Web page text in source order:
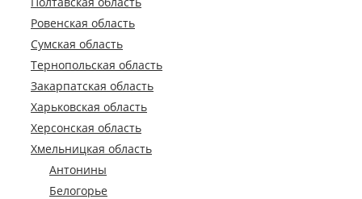
Ровенская область
Сумская область
Тернопольская область
Закарпатская область
Харьковская область
Херсонская область
Хмельницкая область
Антонины
Белогорье